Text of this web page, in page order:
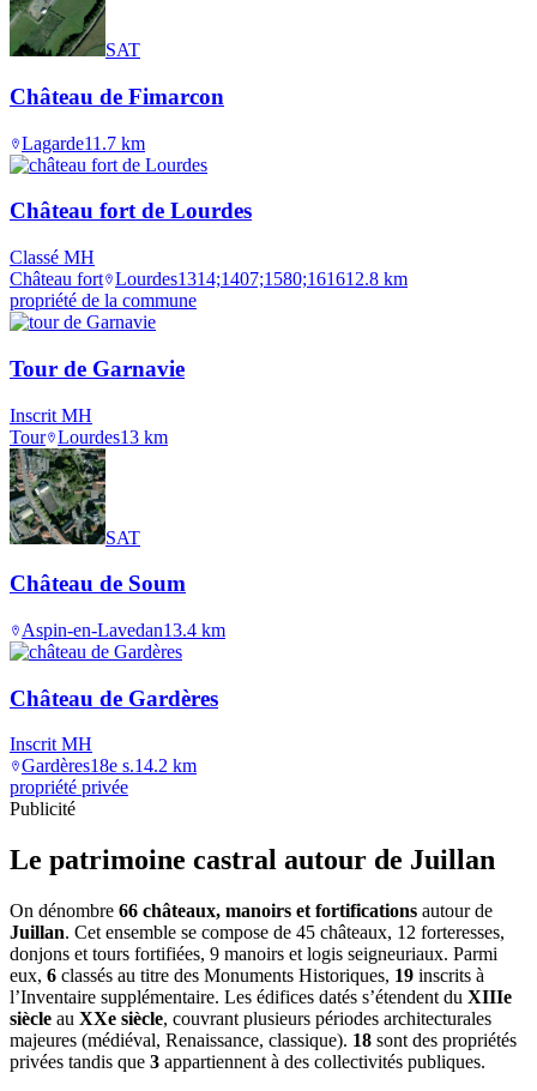
SAT
Château de Fimarcon
Lagarde11.7 km
Château fort de Lourdes
Classé MH
Château fort Lourdes1314;1407;1580;161612.8 km
propriété de la commune
Tour de Garnavie
Inscrit MH
Tour Lourdes13 km
SAT
Château de Soum
Aspin-en-Lavedan13.4 km
Château de Gardères
Inscrit MH
Gardères18e s.14.2 km
propriété privée
Publicité
Le patrimoine castral autour de Juillan
On dénombre 66 châteaux, manoirs et fortifications autour de
Juillan. Cet ensemble se compose de 45 châteaux, 12 forteresses,
donjons et tours fortifiées, 9 manoirs et logis seigneuriaux. Parmi
eux, 6 classés au titre des Monuments Historiques, 19 inscrits à
l’Inventaire supplémentaire. Les édifices datés s’étendent du XIIIe
siècle au XXe siècle, couvrant plusieurs périodes architecturales
majeures (médiéval, Renaissance, classique). 18 sont des propriétés
privées tandis que 3 appartiennent à des collectivités publiques.